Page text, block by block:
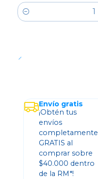
Cantidad
Envío gratis
¡Obtén tus
envíos
completamente
GRATIS al
comprar sobre
$40.000 dentro
de la RM*!